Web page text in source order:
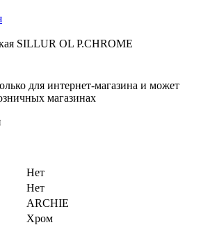
SILLUR OL P.CHROME
для интернет-магазина и может
магазинах
Нет
Нет
ARCHIE
Хром